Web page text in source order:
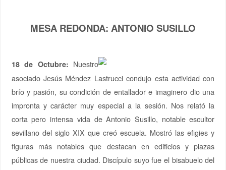
MESA REDONDA: ANTONIO SUSILLO
18 de Octubre: Nuestro
asociado Jesús Méndez Lastrucci condujo esta actividad con
brío y pasión, su condición de entallador e imaginero dio una
impronta y carácter muy especial a la sesión. Nos relató la
corta pero intensa vida de Antonio Susillo, notable escultor
sevillano del siglo XIX que creó escuela. Mostró las efigies y
figuras más notables que destacan en edificios y plazas
públicas de nuestra ciudad. Discípulo suyo fue el bisabuelo del